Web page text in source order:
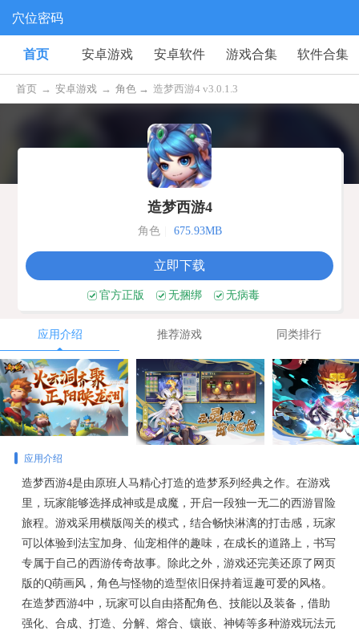
穴位密码
首页 安卓游戏 安卓软件 游戏合集 软件合集
首页 → 安卓游戏 → 角色 → 造梦西游4 v3.0.1.3
造梦西游4
角色 675.93MB
立即下载
官方正版 无捆绑 无病毒
应用介绍 推荐游戏 同类排行
应用介绍
造梦西游4是由原班人马精心打造的造梦系列经典之作。在游戏
里，玩家能够选择成神或是成魔，开启一段独一无二的西游冒险
旅程。游戏采用横版闯关的模式，结合畅快淋漓的打击感，玩家
可以体验到法宝加身、仙宠相伴的趣味，在成长的道路上，书写
专属于自己的西游传奇故事。除此之外，游戏还完美还原了网页
版的Q萌画风，角色与怪物的造型依旧保持着逗趣可爱的风格。
在造梦西游4中，玩家可以自由搭配角色、技能以及装备，借助
强化、合成、打造、分解、熔合、镶嵌、神铸等多种游戏玩法元